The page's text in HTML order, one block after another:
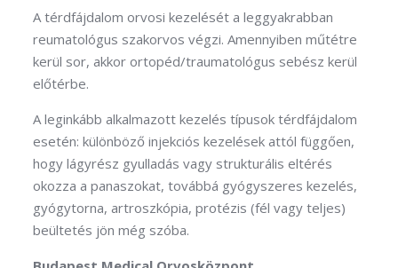
A térdfájdalom orvosi kezelését a leggyakrabban
reumatológus szakorvos végzi. Amennyiben műtétre
kerül sor, akkor ortopéd/traumatológus sebész kerül
előtérbe.
A leginkább alkalmazott kezelés típusok térdfájdalom
esetén: különböző injekciós kezelések attól függően,
hogy lágyrész gyulladás vagy strukturális eltérés
okozza a panaszokat, továbbá gyógyszeres kezelés,
gyógytorna, artroszkópia, protézis (fél vagy teljes)
beültetés jön még szóba.